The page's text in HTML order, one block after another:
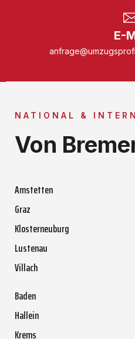
E-
NATIONAL &
Von
Amstetten
Graz
Klosterneuburg
Lustenau
Villach
Baden
Hallein
Krems